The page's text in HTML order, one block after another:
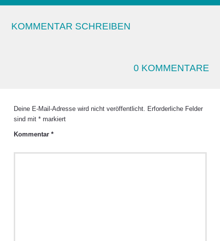
KOMMENTAR SCHREIBEN
0 KOMMENTARE
Deine E-Mail-Adresse wird nicht veröffentlicht. Erforderliche Felder
sind mit *markiert
Kommentar *